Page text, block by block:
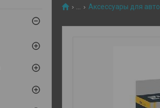
Аксессуары для авто